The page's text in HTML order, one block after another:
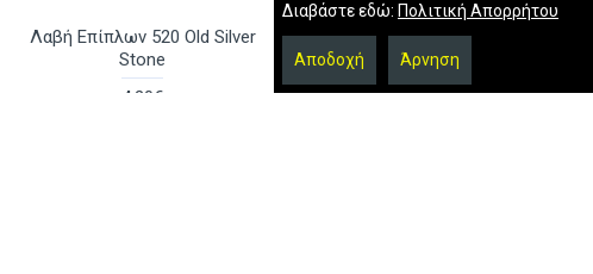
Διαβάστε εδώ: Πολιτική Απορρήτου
Αποδοχή Άρνηση
Λαβή Επίπλων 520 Old Silver
Stone
4.20€
Λαβή Επίπλων 521 Old Silver
Stone
4.40€